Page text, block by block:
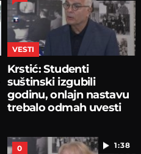
VESTI
Krstić: Studenti
suštinski izgubili
godinu, onlajn nastavu
trebalo odmah uvesti
1:38
0